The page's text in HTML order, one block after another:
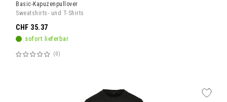
Basic-Kapuzenpullover
Sweatshirts- und T-Shirts
sofort lieferbar
Bewertung:
0
CHF 35.37